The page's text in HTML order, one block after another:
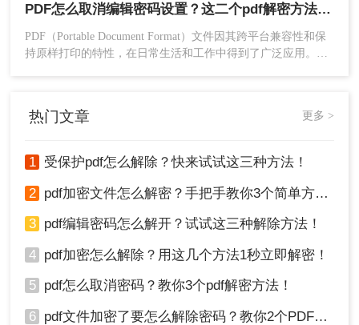
系统将自动解密并移除权限限制
步骤5：下载解密后的PDF
解密完成后，点击"下载"按钮
细介绍如pdf被加密无法编辑怎么解除，并提供一系列实用的步
骤和策略。
PDF怎么取消编辑密码设置？这二个pdf解密方法一定要码住！
PDF（Portable Document Format）文件因其跨平台兼容性和保
持原样打印的特性，在日常生活和工作中得到了广泛应用。然
PDF怎么取消编辑密码设置。
热门文章 更多 >
1 受保护pdf怎么解除？快来试试这三种方法！
2 pdf加密文件怎么解密？手把手教你3个简单方法！
3 pdf编辑密码怎么解开？试试这三种解除方法！
4 pdf加密怎么解除？用这几个方法1秒立即解密！
5 pdf怎么取消密码？教你3个pdf解密方法！
6 pdf文件加密了要怎么解除密码？教你2个PDF解密方法